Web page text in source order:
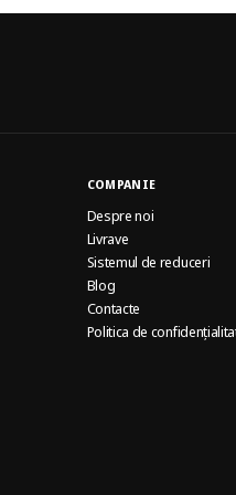
COMPANIE
Despre noi
Livrave
Sistemul de reduceri
Blog
Contacte
Politica de